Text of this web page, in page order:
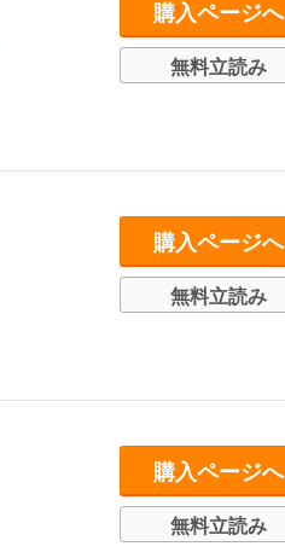
購入ページへ
無料立読み
購入ページへ
無料立読み
購入ページへ
無料立読み